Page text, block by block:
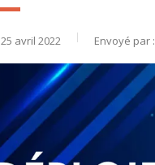
25 avril 2022 Envoyé par :